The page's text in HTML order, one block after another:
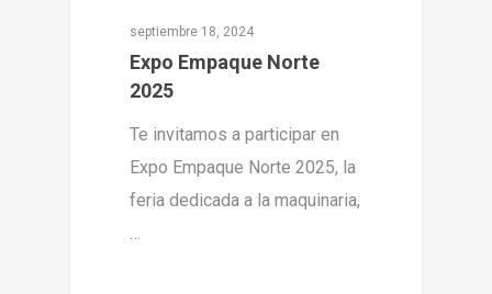
septiembre 18, 2024
Expo Empaque Norte
2025
Te invitamos a participar en
Expo Empaque Norte 2025, la
feria dedicada a la maquinaria,
…